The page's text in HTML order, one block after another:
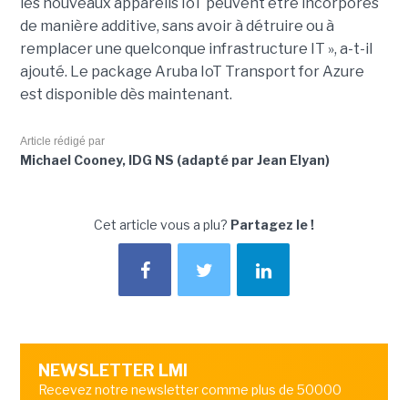
les nouveaux appareils IoT peuvent être incorporés
de manière additive, sans avoir à détruire ou à
remplacer une quelconque infrastructure IT », a-t-il
ajouté. Le package Aruba IoT Transport for Azure
est disponible dès maintenant.
Article rédigé par
Michael Cooney, IDG NS (adapté par Jean Elyan)
Cet article vous a plu? Partagez le !
NEWSLETTER LMI
Recevez notre newsletter comme plus de 50000